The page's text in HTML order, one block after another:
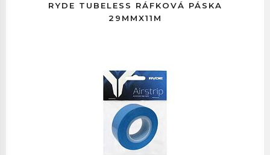
RYDE TUBELESS RÁFKOVÁ PÁSKA
29MMX11M